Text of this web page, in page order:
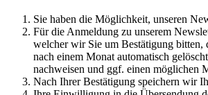
Sie haben die Möglichkeit, unseren
Für die Anmeldung zu unserem
welcher wir Sie um Bestätigung bitten,
nach einem Monat automatisch
nachweisen und ggf. einen möglichen
Nach Ihrer Bestätigung speichern wir